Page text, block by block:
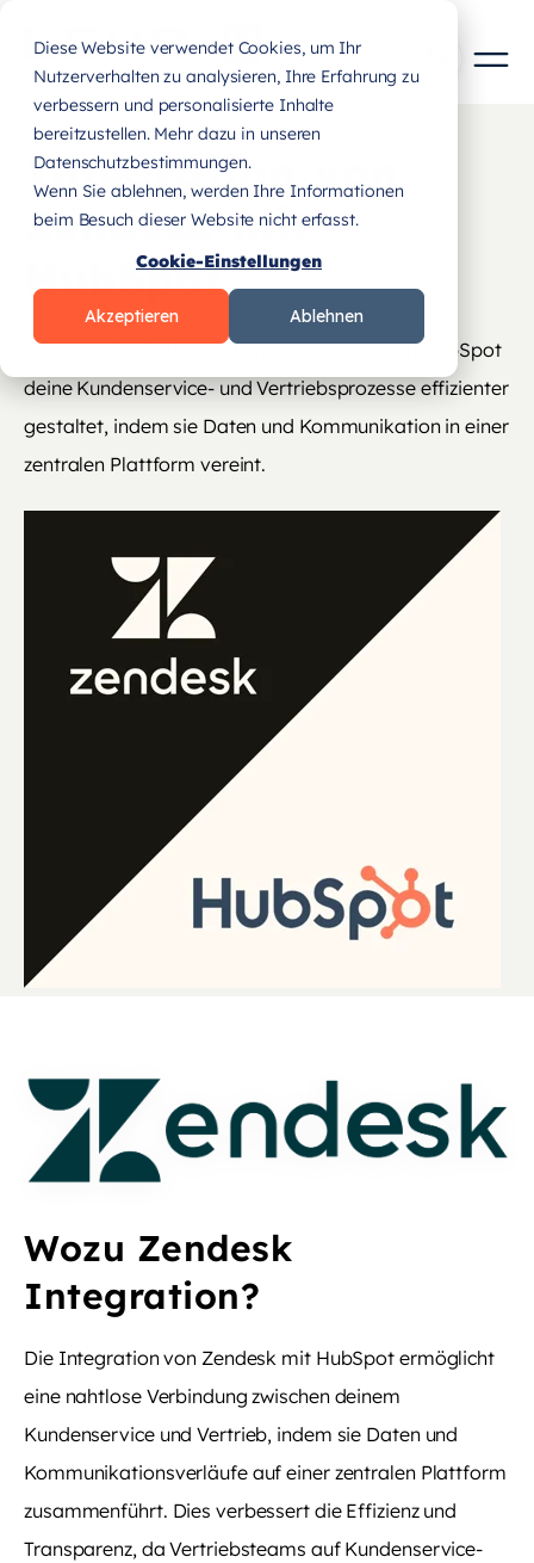
Diese Website verwendet Cookies, um Ihr
Nutzerverhalten zu analysieren, Ihre Erfahrung zu
verbessern und personalisierte Inhalte
bereitzustellen. Mehr dazu in unseren
Datenschutzbestimmungen.
Wenn Sie ablehnen, werden Ihre Informationen
beim Besuch dieser Website nicht erfasst.
Cookie-Einstellungen
Akzeptieren Ablehnen
Integration von
Zendesk mit
HubSpot
Erfahre, wie die Integration von Zendesk mit HubSpot
deine Kundenservice- und Vertriebsprozesse effizienter
gestaltet, indem sie Daten und Kommunikation in einer
zentralen Plattform vereint.
Wozu Zendesk
Integration?
Die Integration von Zendesk mit HubSpot ermöglicht
eine nahtlose Verbindung zwischen deinem
Kundenservice und Vertrieb, indem sie Daten und
Kommunikationsverläufe auf einer zentralen Plattform
zusammenführt. Dies verbessert die Effizienz und
Transparenz, da Vertriebsteams auf Kundenservice-